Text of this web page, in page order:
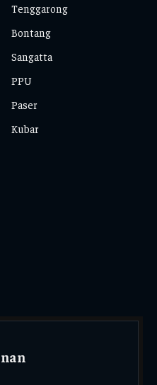
Tenggarong
Bontang
Sangatta
PPU
Paser
Kubar